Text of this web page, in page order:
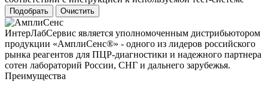
ИнтерЛабСервис является уполномоченным дистрибьютором
продукции «АмплиСенс®» - одного из лидеров российского
рынка реагентов для ПЦР-диагностики и надежного партнера
сотен лабораторий России, СНГ и дальнего зарубежья.
Преимущества